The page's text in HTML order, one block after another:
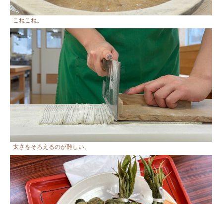
こねこね。
太さをそろえるのが難しい。